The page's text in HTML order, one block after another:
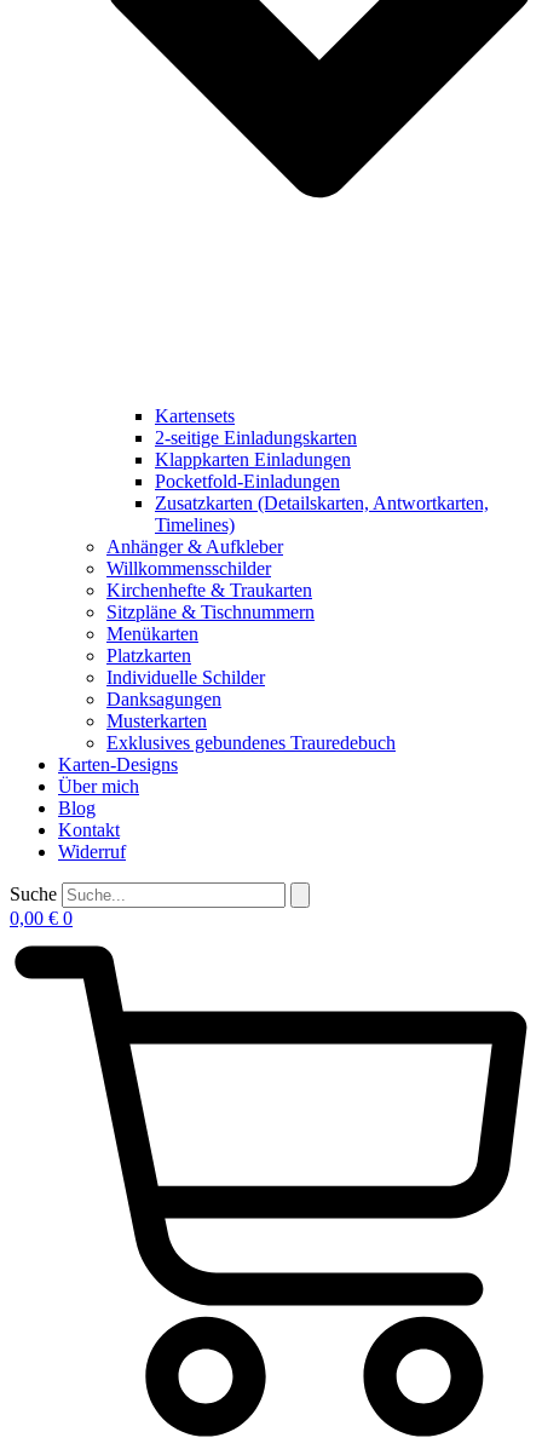
Kartensets
2-seitige Einladungskarten
Klappkarten Einladungen
Pocketfold-Einladungen
Zusatzkarten (Detailskarten, Antwortkarten,
Timelines)
Anhänger & Aufkleber
Willkommensschilder
Kirchenhefte & Traukarten
Sitzpläne & Tischnummern
Menükarten
Platzkarten
Individuelle Schilder
Danksagungen
Musterkarten
Exklusives gebundenes Trauredebuch
Karten-Designs
Über mich
Blog
Kontakt
Widerruf
Suche
0,00 € 0